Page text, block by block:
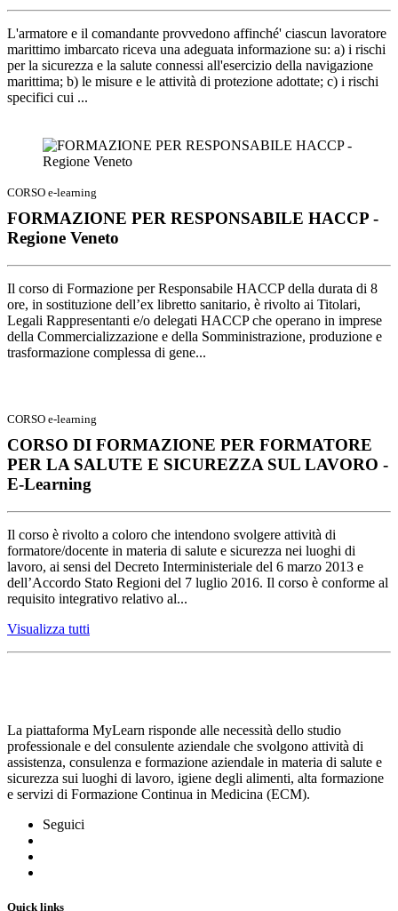
L'armatore e il comandante provvedono affinché' ciascun lavoratore
marittimo imbarcato riceva una adeguata informazione su: a) i rischi
per la sicurezza e la salute connessi all'esercizio della navigazione
marittima; b) le misure e le attività di protezione adottate; c) i rischi
specifici cui ...
CORSO e-learning
FORMAZIONE PER RESPONSABILE HACCP -
Regione Veneto
Il corso di Formazione per Responsabile HACCP della durata di 8
ore, in sostituzione dell’ex libretto sanitario, è rivolto ai Titolari,
Legali Rappresentanti e/o delegati HACCP che operano in imprese
della Commercializzazione e della Somministrazione, produzione e
trasformazione complessa di gene...
CORSO e-learning
CORSO DI FORMAZIONE PER FORMATORE
PER LA SALUTE E SICUREZZA SUL LAVORO -
E-Learning
Il corso è rivolto a coloro che intendono svolgere attività di
formatore/docente in materia di salute e sicurezza nei luoghi di
lavoro, ai sensi del Decreto Interministeriale del 6 marzo 2013 e
dell’Accordo Stato Regioni del 7 luglio 2016. Il corso è conforme al
requisito integrativo relativo al...
Visualizza tutti
La piattaforma MyLearn risponde alle necessità dello studio
professionale e del consulente aziendale che svolgono attività di
assistenza, consulenza e formazione aziendale in materia di salute e
sicurezza sui luoghi di lavoro, igiene degli alimenti, alta formazione
e servizi di Formazione Continua in Medicina (ECM).
Seguici
Quick links